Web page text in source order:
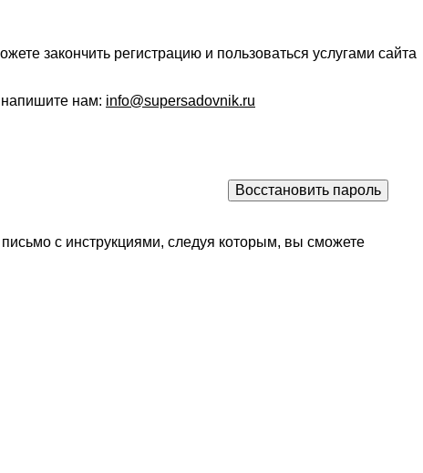
закончить регистрацию и пользоваться услугами сайта
нам: info@supersadovnik.ru
с инструкциями, следуя которым, вы сможете